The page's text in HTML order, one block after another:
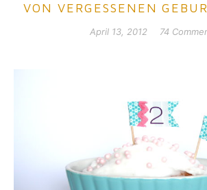
VON VERGESSENEN
April 13, 2012 74